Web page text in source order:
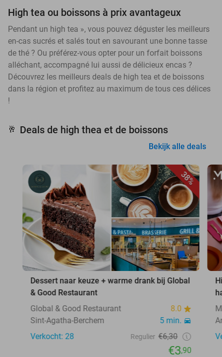
High tea ou boissons à prix avantageux
Pendant un high tea », vous pouvez déguster les meilleurs
en-cas sucrés et salés tout en savourant une bonne tasse
de thé ? Ou préférez-vous opter pour un forfait boissons
alléchant, accompagné lui aussi de délicieux encas ?
Découvrez les meilleurs deals de high tea et de boissons
dans la région et profitez au maximum de tous ces délices
!
🥂 Deals de high thea et de boissons
Bekijk alle deals
38%
Dessert naar keuze + warme drank bij Global
& Good Restaurant
Global & Good Restaurant
8.0
Sint-Agatha-Berchem
5 min.
Verkocht: 28
Regulier €6,30
€3,90